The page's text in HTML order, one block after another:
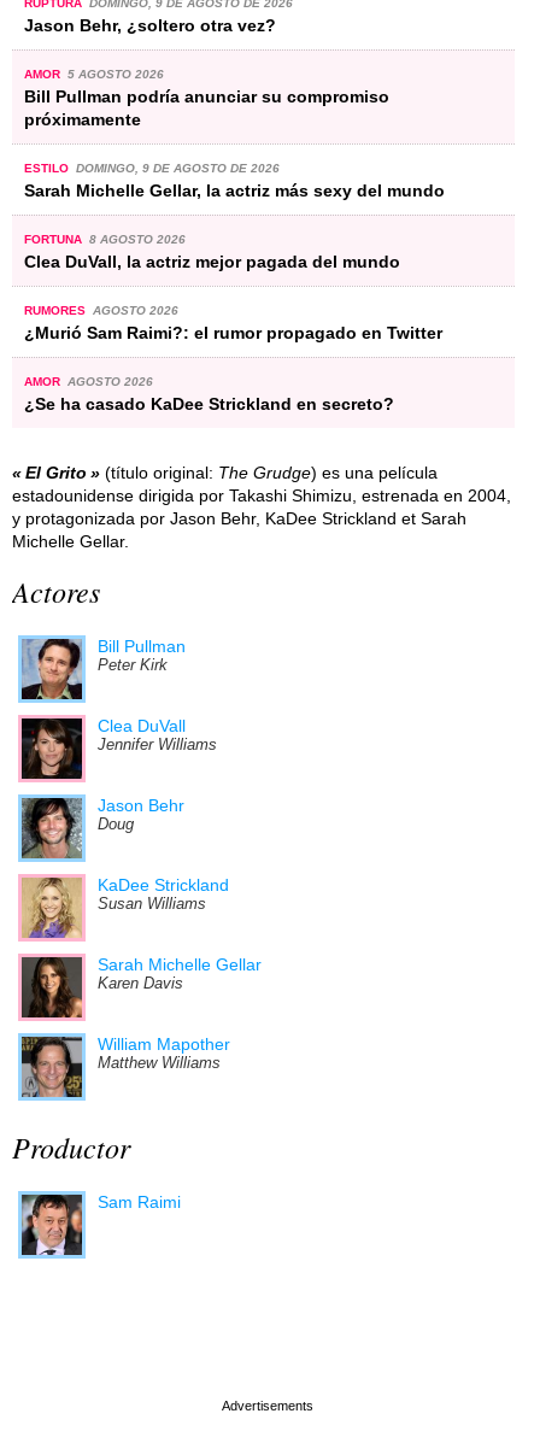
Jason Behr, ¿soltero otra vez?
AMOR 5 AGOSTO 2026
Bill Pullman podría anunciar su compromiso
próximamente
ESTILO DOMINGO, 9 DE AGOSTO DE 2026
Sarah Michelle Gellar, la actriz más sexy del mundo
FORTUNA 8 AGOSTO 2026
Clea DuVall, la actriz mejor pagada del mundo
RUMORES AGOSTO 2026
¿Murió Sam Raimi?: el rumor propagado en Twitter
AMOR AGOSTO 2026
¿Se ha casado KaDee Strickland en secreto?
El Grito (título original: The Grudge) es una película
estadounidense dirigida por Takashi Shimizu, estrenada en 2004,
y protagonizada por Jason Behr, KaDee Strickland et Sarah
Michelle Gellar.
Actores
Bill Pullman
Peter Kirk
Clea DuVall
Jennifer Williams
Jason Behr
Doug
KaDee Strickland
Susan Williams
Sarah Michelle Gellar
Karen Davis
William Mapother
Matthew Williams
Productor
Sam Raimi